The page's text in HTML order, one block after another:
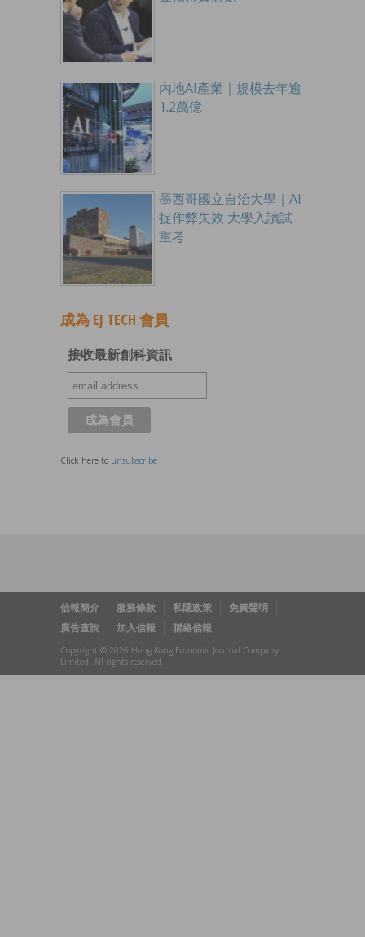
內地AI產業｜規模去年逾
1.2萬億
墨西哥國立自治大學｜AI
捉作弊失效 大學入讀試
重考
成為 EJ TECH 會員
接收最新創科資訊
Click here to unsubscribe
信報簡介 服務條款 私隱政策
免責聲明
廣告查詢
加入信報 聯絡信報
Copyright © 2026 Hong Kong Economic Journal Company
Limited. All rights reserved.